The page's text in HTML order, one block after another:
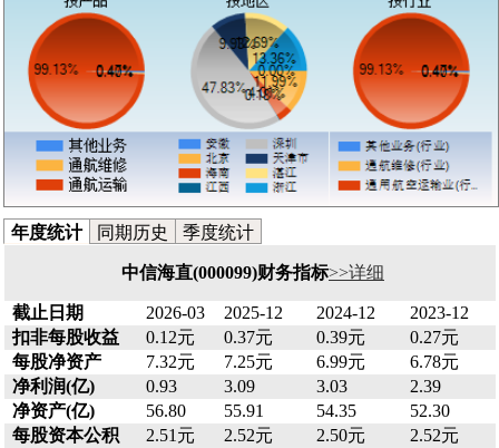
年度统计 同期历史 季度统计
中信海直(000099)财务指标>>详细
截止日期 2026-03 2025-12 2024-12
2023-12
扣非每股收益
0.12元 0.37元 0.39元
0.27元
每股净资产
7.32元 7.25元 6.99元
6.78元
净利润(亿)
0.93 3.09 3.03
2.39
净资产(亿)
56.80 55.91 54.35
52.30
每股资本公积
2.51元 2.52元 2.50元
2.52元